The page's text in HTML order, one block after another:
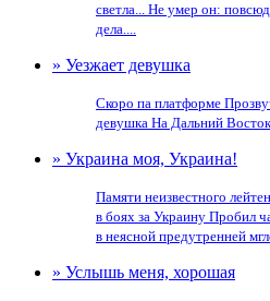
светла... Не умер он:
дела....
» Уезжает девушка
Скоро па платформе
девушка На Дальний
» Украина моя, Украина!
Памяти неизвестного
в боях за Украину Пробил
в неясной предутренней
» Услышь меня, хорошая